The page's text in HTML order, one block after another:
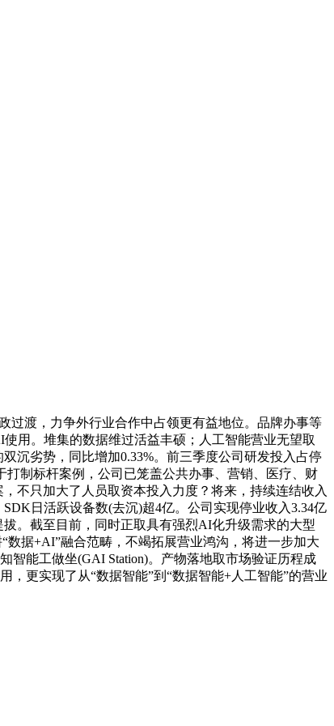
渡，力争外行业合作中占领更有益地位。品牌办事等
用。堆集的数据维过活益丰硕；人工智能营业无望取
沉劣势，同比增加0.33%。前三季度公司研发投入占停
制标杆案例，公司已笼盖公共办事、营销、医疗、财
不只加大了人员取资本投入力度？将来，持续连结收入
日活跃设备数(去沉)超4亿。公司实现停业收入3.34亿
。截至目前，同时正取具有强烈AI化升级需求的大型
据+AI”融合范畴，不竭拓展营业鸿沟，将进一步加大
能工做坐(GAI Station)。产物落地取市场验证历程成
更实现了从“数据智能”到“数据智能+人工智能”的营业